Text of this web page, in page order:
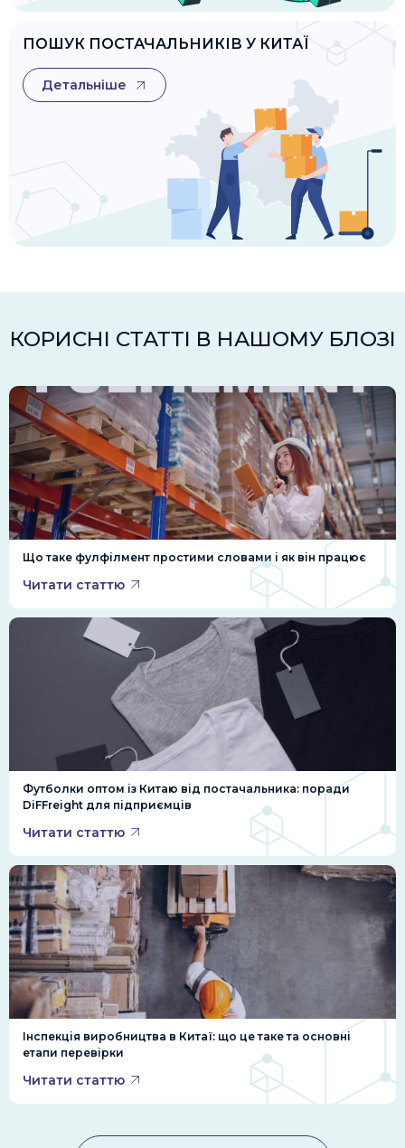
ПОШУК ПОСТАЧАЛЬНИКІВ У КИТАЇ
Детальніше
КОРИСНІ СТАТТІ В НАШОМУ БЛОЗІ
Що таке фулфілмент простими словами і як він працює
Читати статтю
Футболки оптом із Китаю від постачальника: поради
DiFFreight для підприємців
Читати статтю
Інспекція виробництва в Китаї: що це таке та основні
етапи перевірки
Читати статтю